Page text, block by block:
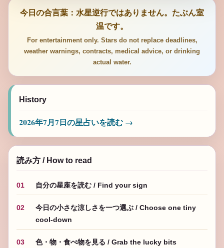
今日の合言葉：水星逆行ではありません。たぶん室
温です。
For entertainment only. Stars do not replace deadlines,
weather warnings, contracts, medical advice, or drinking
actual water.
History
2026年7月7日の星占いを読む →
読み方 / How to read
01 自分の星座を読む / Find your sign
02
今日の小さな涼しさを一つ選ぶ / Choose one tiny
cool-down
03 色・物・食べ物を見る / Grab the lucky bits